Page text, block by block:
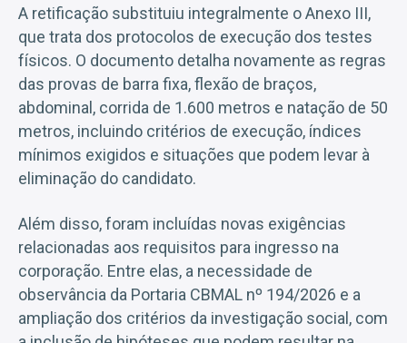
A retificação substituiu integralmente o Anexo III,
que trata dos protocolos de execução dos testes
físicos. O documento detalha novamente as regras
das provas de barra fixa, flexão de braços,
abdominal, corrida de 1.600 metros e natação de 50
metros, incluindo critérios de execução, índices
mínimos exigidos e situações que podem levar à
eliminação do candidato.
Além disso, foram incluídas novas exigências
relacionadas aos requisitos para ingresso na
corporação. Entre elas, a necessidade de
observância da Portaria CBMAL nº 194/2026 e a
ampliação dos critérios da investigação social, com